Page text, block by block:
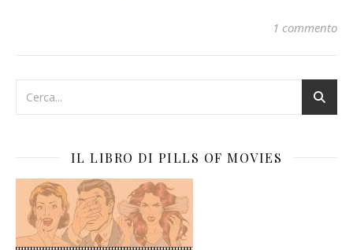
1 commento
IL LIBRO DI PILLS OF MOVIES